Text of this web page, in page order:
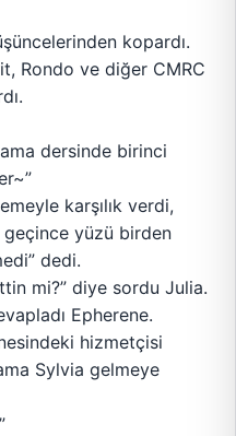
kopardı.
Rondo ve diğer CMRC
dersinde birinci
karşılık verdi,
geçince yüzü birden
dedi.
mi?” diye sordu Julia.
Epherene.
hizmetçisi
Sylvia gelmeye